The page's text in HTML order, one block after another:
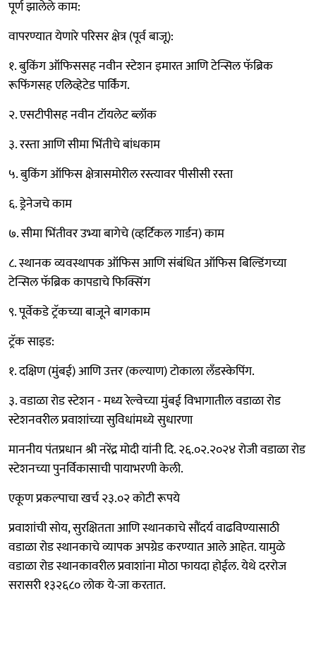
पूर्ण झालेले काम:
वापरण्यात येणारे परिसर क्षेत्र (पूर्व बाजू):
१. बुकिंग ऑफिससह नवीन स्टेशन इमारत आणि टेन्सिल फॅब्रिक
रूफिंगसह एलिव्हेटेड पार्किंग.
२. एसटीपीसह नवीन टॉयलेट ब्लॉक
३. रस्ता आणि सीमा भिंतीचे बांधकाम
५. बुकिंग ऑफिस क्षेत्रासमोरील रस्त्यावर पीसीसी रस्ता
६. ड्रेनेजचे काम
७. सीमा भिंतीवर उभ्या बागेचे (व्हर्टिकल गार्डन) काम
८. स्थानक व्यवस्थापक ऑफिस आणि संबंधित ऑफिस बिल्डिंगच्या
टेन्सिल फॅब्रिक कापडाचे फिक्सिंग
९. पूर्वेकडे ट्रॅकच्या बाजूने बागकाम
ट्रॅक साइड:
१. दक्षिण (मुंबई) आणि उत्तर (कल्याण) टोकाला लँडस्केपिंग.
३. वडाळा रोड स्टेशन - मध्य रेल्वेच्या मुंबई विभागातील वडाळा रोड
स्टेशनवरील प्रवाशांच्या सुविधांमध्ये सुधारणा
माननीय पंतप्रधान श्री नरेंद्र मोदी यांनी दि. २६.०२.२०२४ रोजी वडाळा रोड
स्टेशनच्या पुनर्विकासाची पायाभरणी केली.
एकूण प्रकल्पाचा खर्च २३.०२ कोटी रूपये
प्रवाशांची सोय, सुरक्षितता आणि स्थानकाचे सौंदर्य वाढविण्यासाठी
वडाळा रोड स्थानकाचे व्यापक अपग्रेड करण्यात आले आहेत. यामुळे
वडाळा रोड स्थानकावरील प्रवाशांना मोठा फायदा होईल. येथे दररोज
सरासरी १३२६८० लोक ये-जा करतात.